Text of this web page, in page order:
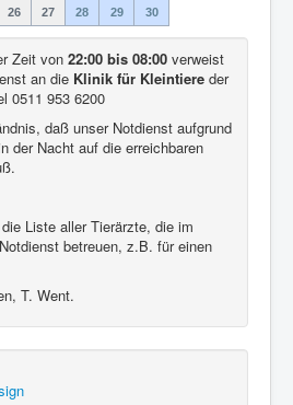
26 27 28 29 30
Zeit von 22:00 bis 08:00 verweist
an die Klinik für Kleintiere der
0511 953 6200
daß unser Notdienst aufgrund
der Nacht auf die erreichbaren
Liste aller Tierärzte, die im
betreuen, z.B. für einen
T. Went.